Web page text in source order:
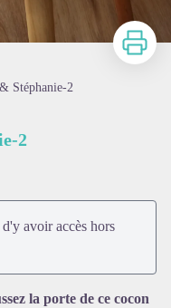
Imprimer
Stéphanie-2
2
avoir accès hors
la porte de ce cocon